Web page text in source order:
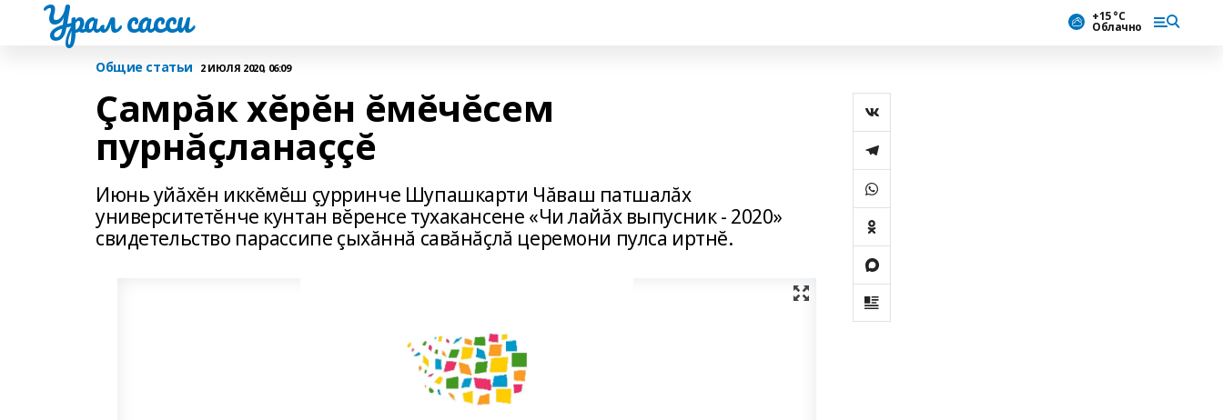
Урал сасси +15 °С
Облачно
Общие статьи 2 ИЮЛЯ 2020, 06:09
Çамрăк хĕрĕн ĕмĕчĕсем
пурнăçланаççĕ
Июнь уйăхĕн иккĕмĕш çурринче Шупашкарти Чăваш патшалăх
университетĕнче кунтан вĕренсе тухакансене «Чи лайăх выпусник - 2020»
свидетельство парассипе çыхăннă савăнăçлă церемони пулса иртнĕ.